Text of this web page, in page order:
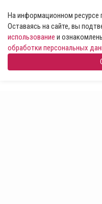
На информационном
Оставаясь на сайте, вы
использование и
обработки персональных